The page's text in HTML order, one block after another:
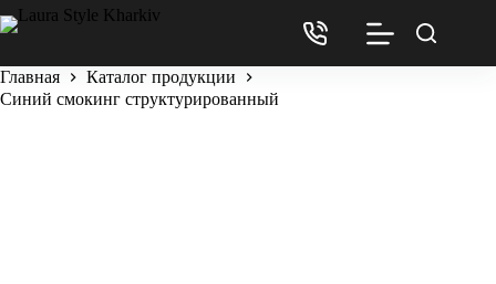
Главная
Каталог продукции
Синий смокинг структурированный